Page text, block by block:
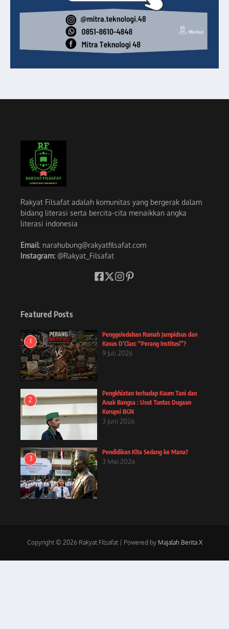
Rakyat Filsafat adalah komunitas yang bergerak dalam
bidang literasi serta bercita-cita menaikkan angka
literasi indonesia
Email: narahubung@rakyatfilsafat.com
Instagram: @Rakyat_Filsafat
Featured Posts
1
Penggeledahan Rumah Jampidsus dan
Kasus D’Clan: “Perang Institusi”?
9 Juli 2026
2
Pengkhiatan terhadap Kaum Tani dan
Anak Bangsa : Usut Tuntas Dugaan
Korupsi BGN
3 Juni 2026
3
Pendidikan Kita Sedang ke Mana?
3 Mei 2026
Copyright © 2026 Rakyat Filsafat | Powered by Majalah Berita X